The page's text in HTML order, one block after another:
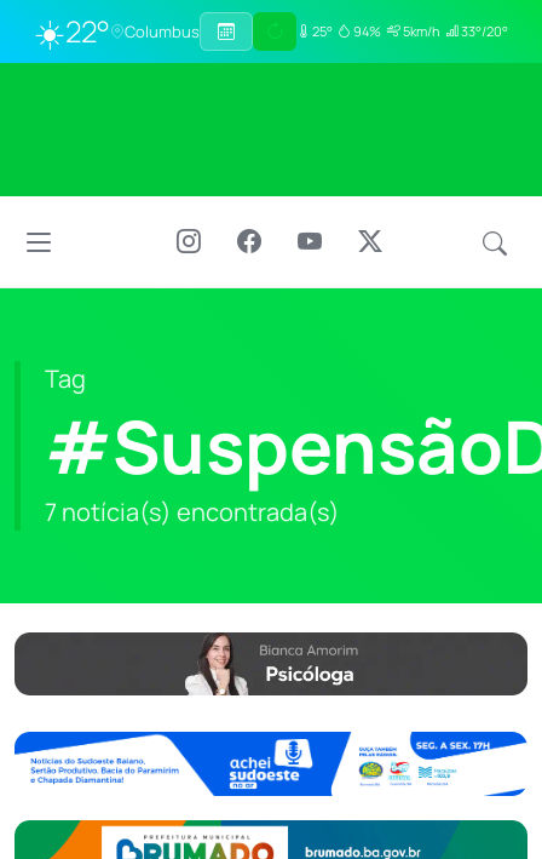
☀️22° Columbus 25° 94% 5km/h 33°/20°
Tag
7 notícia(s) encontrada(s)